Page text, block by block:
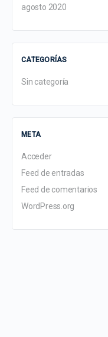
agosto 2020
CATEGORÍAS
Sin categoría
META
Acceder
Feed de entradas
Feed de comentarios
WordPress.org